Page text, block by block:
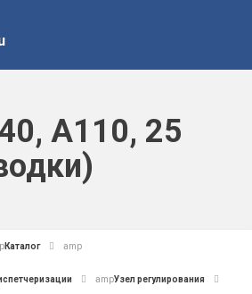
A110, 25
Каталог amp
ampУзел регулирования